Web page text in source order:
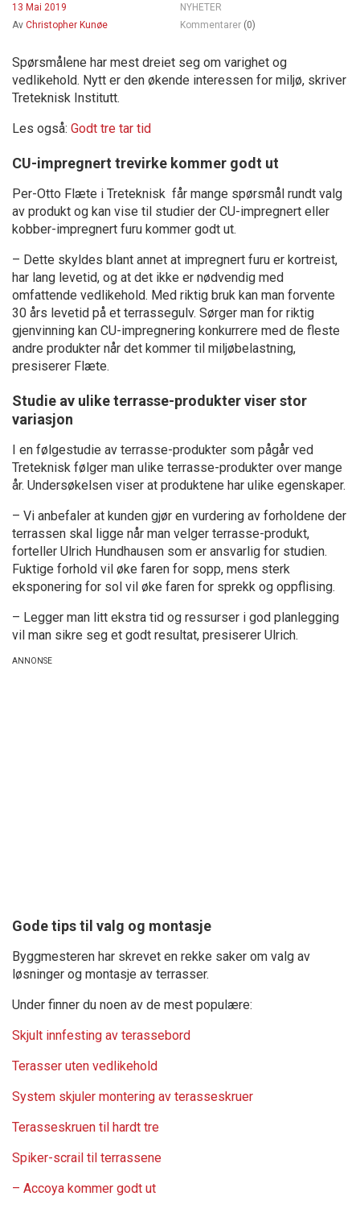
13 Mai 2019
NYHETER
Av Christopher Kunøe Kommentarer (0)
Spørsmålene har mest dreiet seg om varighet og
vedlikehold. Nytt er den økende interessen for miljø, skriver
Treteknisk Institutt.
Les også: Godt tre tar tid
CU-impregnert trevirke kommer godt ut
Per-Otto Flæte i Treteknisk får mange spørsmål rundt valg
av produkt og kan vise til studier der CU-impregnert eller
kobber-impregnert furu kommer godt ut.
– Dette skyldes blant annet at impregnert furu er kortreist,
har lang levetid, og at det ikke er nødvendig med
omfattende vedlikehold. Med riktig bruk kan man forvente
30 års levetid på et terrassegulv. Sørger man for riktig
gjenvinning kan CU-impregnering konkurrere med de fleste
andre produkter når det kommer til miljøbelastning,
presiserer Flæte.
Studie av ulike terrasse-produkter viser stor
variasjon
I en følgestudie av terrasse-produkter som pågår ved
Treteknisk følger man ulike terrasse-produkter over mange
år. Undersøkelsen viser at produktene har ulike egenskaper.
– Vi anbefaler at kunden gjør en vurdering av forholdene der
terrassen skal ligge når man velger terrasse-produkt,
forteller Ulrich Hundhausen som er ansvarlig for studien.
Fuktige forhold vil øke faren for sopp, mens sterk
eksponering for sol vil øke faren for sprekk og oppflising.
– Legger man litt ekstra tid og ressurser i god planlegging
vil man sikre seg et godt resultat, presiserer Ulrich.
Gode tips til valg og montasje
Byggmesteren har skrevet en rekke saker om valg av
løsninger og montasje av terrasser.
Under finner du noen av de mest populære:
Skjult innfesting av terassebord
Terasser uten vedlikehold
System skjuler montering av terasseskruer
Terasseskruen til hardt tre
Spiker-scrail til terrassene
– Accoya kommer godt ut